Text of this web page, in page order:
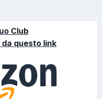
Club
questo link